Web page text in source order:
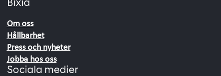
Bixia
Om oss
Hållbarhet
Press och nyheter
Jobba hos oss
Sociala medier